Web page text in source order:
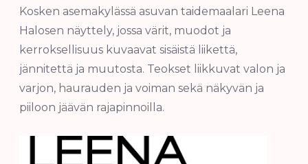
Kosken asemakylässä asuvan taidemaalari Leena
Halosen näyttely, jossa värit, muodot ja
kerroksellisuus kuvaavat sisäistä liikettä,
jännitettä ja muutosta. Teokset liikkuvat valon ja
varjon, haurauden ja voiman sekä näkyvän ja
piiloon jäävän rajapinnoilla.